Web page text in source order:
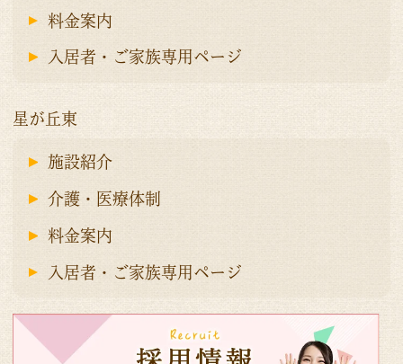
料金案内
入居者・ご家族専用ページ
星が丘東
施設紹介
介護・医療体制
料金案内
入居者・ご家族専用ページ